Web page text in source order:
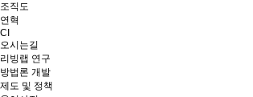
조직도
연혁
CI
오시는길
리빙랩 연구
방법론 개발
제도 및 정책